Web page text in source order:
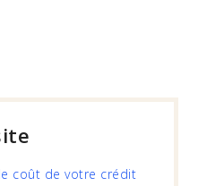
coût de votre crédit